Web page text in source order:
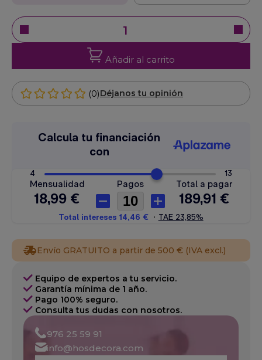
Añadir al carrito
(0)Déjanos tu opinión
Envío GRATUITO a partir de 500 € (IVA excl.)
Equipo de expertos a tu servicio.
Garantía mínima de 1 año.
Pago 100% seguro.
Consulta tus dudas con nosotros.
976 25 59 91
info@hosdecora.com